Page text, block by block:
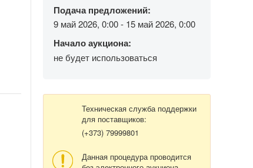
Подача предложений:
9 май 2026, 0:00 - 15 май 2026, 0:00
Начало аукциона:
не будет использоваться
Техническая служба поддержки
для поставщиков:
(+373) 79999801
Данная процедура проводится